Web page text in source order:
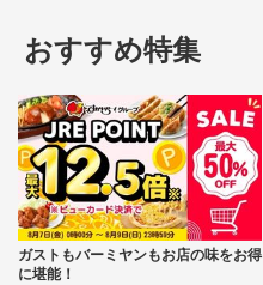
おすすめ特集
ガストもバーミヤンもお店の味をお得
に堪能！